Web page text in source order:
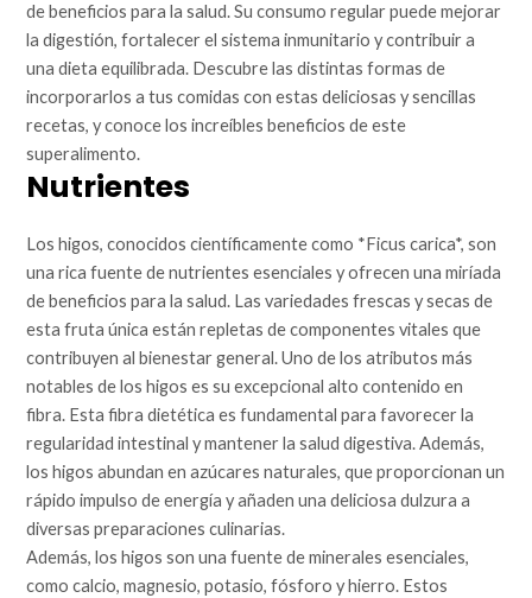
de beneficios para la salud. Su consumo regular puede mejorar
la digestión, fortalecer el sistema inmunitario y contribuir a
una dieta equilibrada. Descubre las distintas formas de
incorporarlos a tus comidas con estas deliciosas y sencillas
recetas, y conoce los increíbles beneficios de este
superalimento.
Nutrientes
Los higos, conocidos científicamente como *Ficus carica*, son
una rica fuente de nutrientes esenciales y ofrecen una miríada
de beneficios para la salud. Las variedades frescas y secas de
esta fruta única están repletas de componentes vitales que
contribuyen al bienestar general. Uno de los atributos más
notables de los higos es su excepcional alto contenido en
fibra. Esta fibra dietética es fundamental para favorecer la
regularidad intestinal y mantener la salud digestiva. Además,
los higos abundan en azúcares naturales, que proporcionan un
rápido impulso de energía y añaden una deliciosa dulzura a
diversas preparaciones culinarias.
Además, los higos son una fuente de minerales esenciales,
como calcio, magnesio, potasio, fósforo y hierro. Estos